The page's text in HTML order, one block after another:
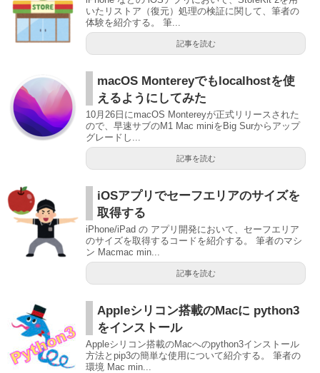
いたリストア（復元）処理の検証に関して、筆者の
体験を紹介する。 筆...
記事を読む
macOS Montereyでもlocalhostを使
えるようにしてみた
10月26日にmacOS Montereyが正式リリースされた
ので、早速サブのM1 Mac miniをBig Surからアップ
グレードし...
記事を読む
iOSアプリでセーフエリアのサイズを
取得する
iPhone/iPad の アプリ開発において、セーフエリア
のサイズを取得するコードを紹介する。 筆者のマシ
ン Macmac min...
記事を読む
Appleシリコン搭載のMacに python3
をインストール
Appleシリコン搭載のMacへのpython3インストール
方法とpip3の簡単な使用について紹介する。 筆者の
環境 Mac min...